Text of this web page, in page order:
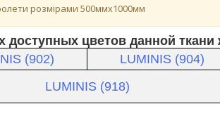
розмірами 500ммх1000мм
доступных цветов данной
(902) LUMINIS (904)
LUMINIS (918)